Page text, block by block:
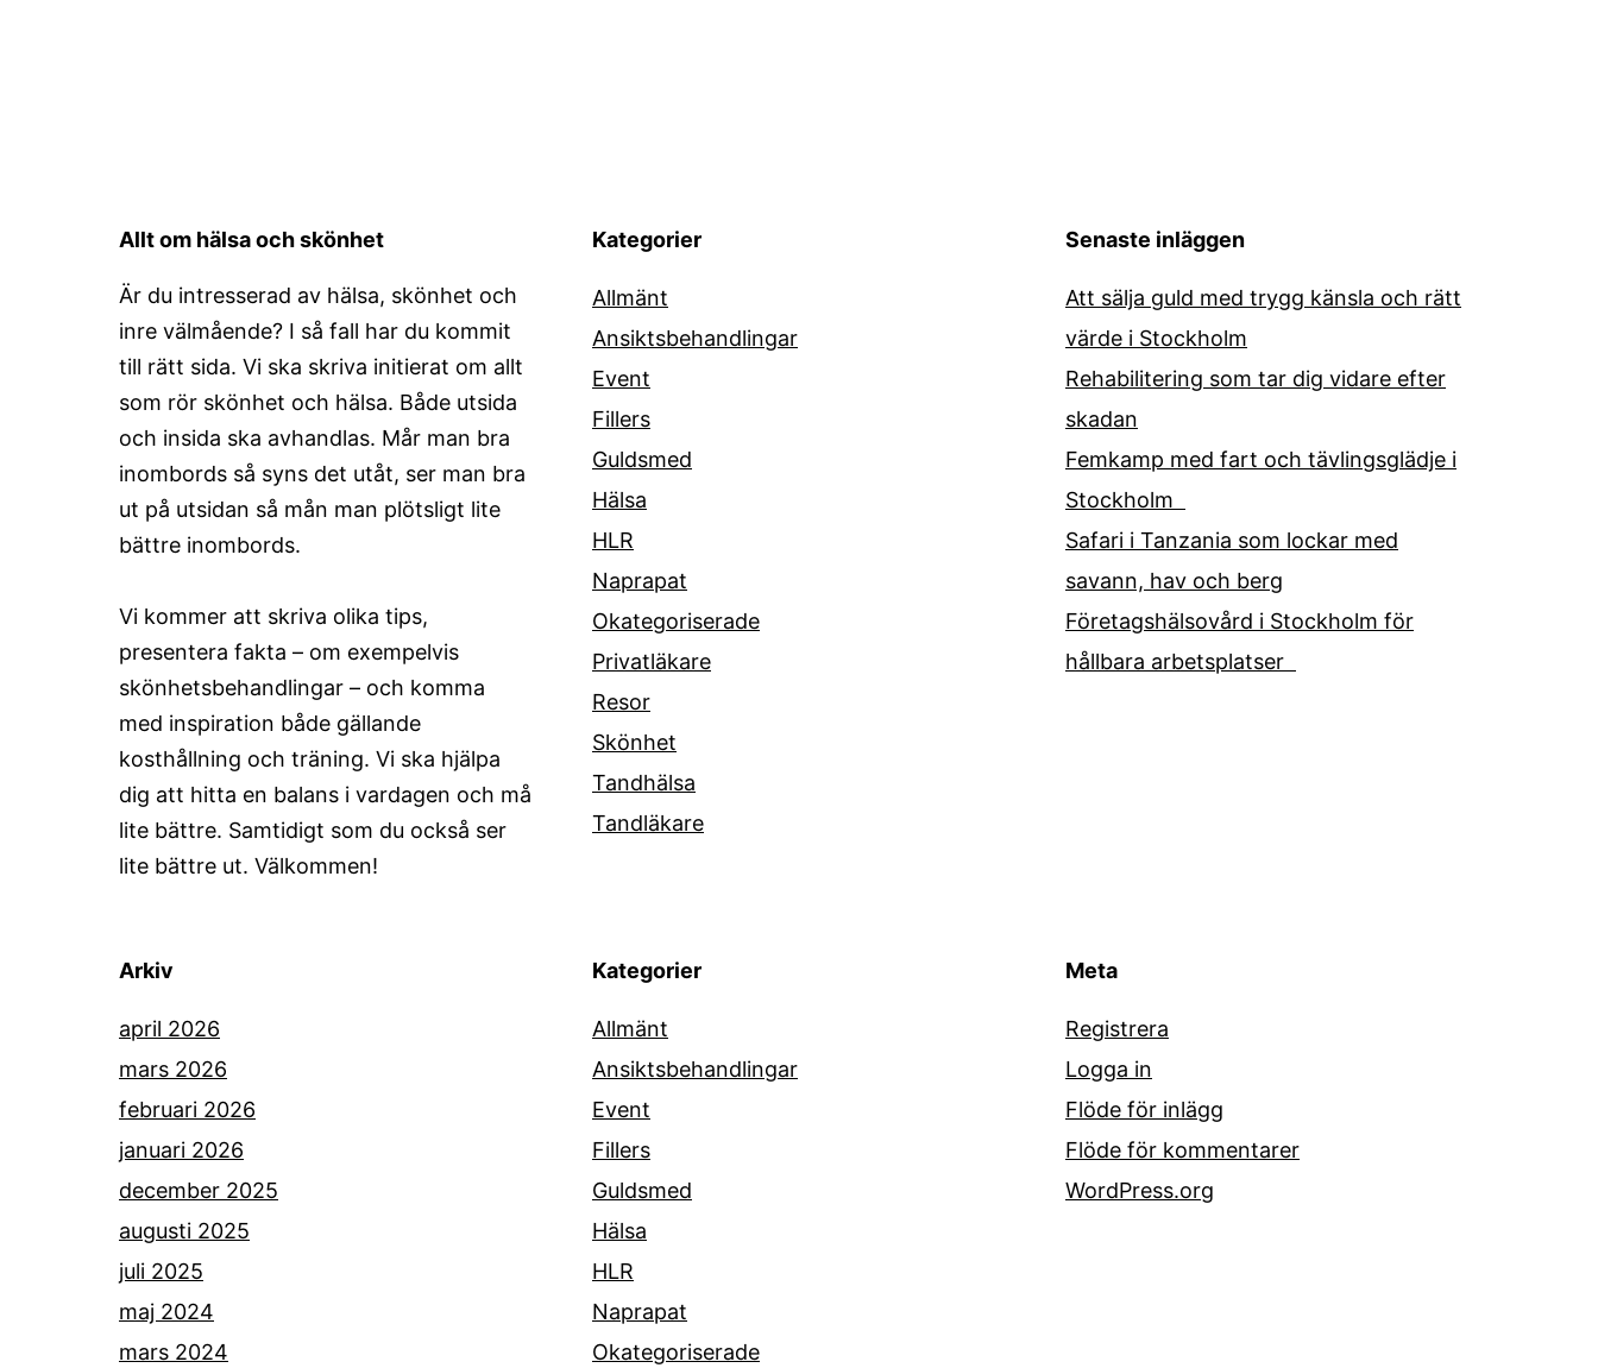
Allt om hälsa och skönhet
Är du intresserad av hälsa, skönhet och
inre välmående? I så fall har du kommit
till rätt sida. Vi ska skriva initierat om allt
som rör skönhet och hälsa. Både utsida
och insida ska avhandlas. Mår man bra
inombords så syns det utåt, ser man bra
ut på utsidan så mån man plötsligt lite
bättre inombords.
Vi kommer att skriva olika tips,
presentera fakta – om exempelvis
skönhetsbehandlingar – och komma
med inspiration både gällande
kosthållning och träning. Vi ska hjälpa
dig att hitta en balans i vardagen och må
lite bättre. Samtidigt som du också ser
lite bättre ut. Välkommen!
Kategorier
Allmänt
Ansiktsbehandlingar
Event
Fillers
Guldsmed
Hälsa
HLR
Naprapat
Okategoriserade
Privatläkare
Resor
Skönhet
Tandhälsa
Tandläkare
Senaste inläggen
Att sälja guld med trygg känsla och rätt
värde i Stockholm
Rehabilitering som tar dig vidare efter
skadan
Femkamp med fart och tävlingsglädje i
Stockholm
Safari i Tanzania som lockar med
savann, hav och berg
Företagshälsovård i Stockholm för
hållbara arbetsplatser
Arkiv
april 2026
mars 2026
februari 2026
januari 2026
december 2025
augusti 2025
juli 2025
maj 2024
mars 2024
Kategorier
Allmänt
Ansiktsbehandlingar
Event
Fillers
Guldsmed
Hälsa
HLR
Naprapat
Okategoriserade
Meta
Registrera
Logga in
Flöde för inlägg
Flöde för kommentarer
WordPress.org